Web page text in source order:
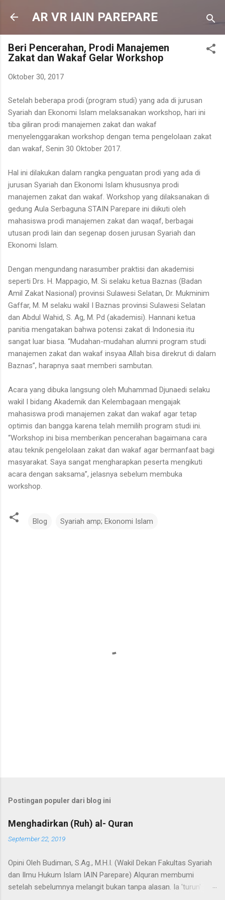
Langsung ke konten utama
AR VR IAIN PAREPARE
Beri Pencerahan, Prodi Manajemen
Zakat dan Wakaf Gelar Workshop
Oktober 30, 2017
Setelah beberapa prodi (program studi) yang ada di jurusan
Syariah dan Ekonomi Islam melaksanakan workshop, hari ini
tiba giliran prodi manajemen zakat dan wakaf
menyelenggarakan workshop dengan tema pengelolaan zakat
dan wakaf, Senin 30 Oktober 2017.
Hal ini dilakukan dalam rangka penguatan prodi yang ada di
jurusan Syariah dan Ekonomi Islam khususnya prodi
manajemen zakat dan wakaf. Workshop yang dilaksanakan di
gedung Aula Serbaguna STAIN Parepare ini diikuti oleh
mahasiswa prodi manajemen zakat dan waqaf, berbagai
utusan prodi lain dan segenap dosen jurusan Syariah dan
Ekonomi Islam.
Dengan mengundang narasumber praktisi dan akademisi
seperti Drs. H. Mappagio, M. Si selaku ketua Baznas (Badan
Amil Zakat Nasional) provinsi Sulawesi Selatan, Dr. Mukminim
Gaffar, M. M selaku wakil I Baznas provinsi Sulawesi Selatan
dan Abdul Wahid, S. Ag, M. Pd (akademisi). Hannani ketua
panitia mengatakan bahwa potensi zakat di Indonesia itu
sangat luar biasa. “Mudahan-mudahan alumni program studi
manajemen zakat dan wakaf insyaa Allah bisa direkrut di dalam
Baznas”, harapnya saat memberi sambutan.
Acara yang dibuka langsung oleh Muhammad Djunaedi selaku
wakil I bidang Akademik dan Kelembagaan mengajak
mahasiswa prodi manajemen zakat dan wakaf agar tetap
optimis dan bangga karena telah memilih program studi ini.
“Workshop ini bisa memberikan pencerahan bagaimana cara
atau teknik pengelolaan zakat dan wakaf agar bermanfaat bagi
masyarakat. Saya sangat mengharapkan peserta mengikuti
acara dengan saksama”, jelasnya sebelum membuka
workshop.
Blog Syariah amp; Ekonomi Islam
Postingan populer dari blog ini
Menghadirkan (Ruh) al- Quran
September 22, 2019
Opini Oleh Budiman, S.Ag., M.H.I. (Wakil Dekan Fakultas Syariah
dan Ilmu Hukum Islam IAIN Parepare) Alquran membumi
setelah sebelumnya melangit bukan tanpa alasan. Ia 'turun'